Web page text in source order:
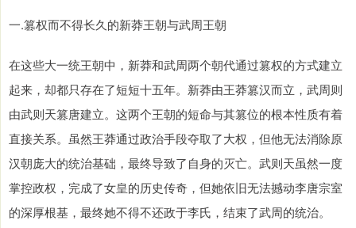
一.篡权而不得长久的新莽王朝与武周王朝
在这些大一统王朝中，新莽和武周两个朝代通过篡权的方式建立
起来，却都只存在了短短十五年。新莽由王莽篡汉而立，武周则
由武则天篡唐建立。这两个王朝的短命与其篡位的根本性质有着
直接关系。虽然王莽通过政治手段夺取了大权，但他无法消除原
汉朝庞大的统治基础，最终导致了自身的灭亡。武则天虽然一度
掌控政权，完成了女皇的历史传奇，但她依旧无法撼动李唐宗室
的深厚根基，最终她不得不还政于李氏，结束了武周的统治。